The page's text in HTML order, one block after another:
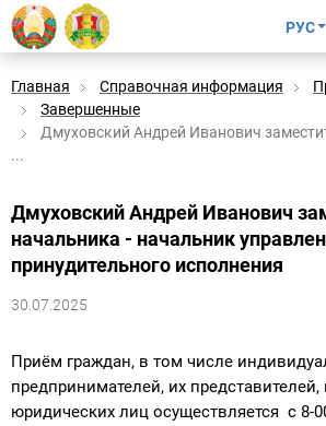
РУС
Главная Справочная информация
Завершенные
Дмуховский Андрей Иванович
...
Дмуховский Андрей Иванович
начальника - начальник
принудительного исполнения
30.07.2025
Приём граждан, в том числе
предпринимателей, их представителей,
юридических лиц осуществляется с 8-